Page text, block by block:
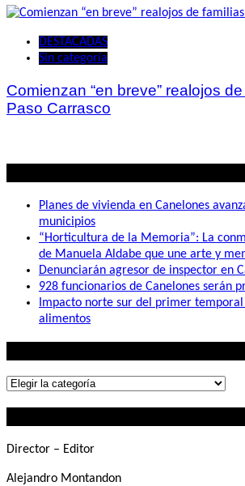
DESTACADAS
Sin categoría
Comienzan “en breve” realojos
Paso Carrasco
Planes de vivienda en Canelones
municipios
“Horticultura de la Memoria”: La
de Manuela Aldabe que une arte y
Denunciarán agresor de inspector en
928 funcionarios de Canelones serán
Impacto norte sur del primer temporal
alimentos
Lo
Director – Editor
Alejandro Montandon